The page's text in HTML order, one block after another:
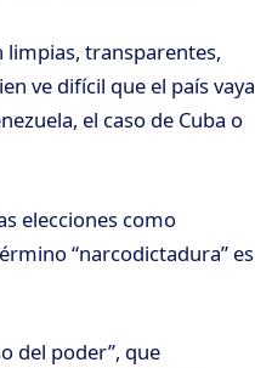
limpias, transparentes,
ve difícil que el país vaya
el caso de Cuba o
elecciones como
“narcodictadura” es
del poder”, que